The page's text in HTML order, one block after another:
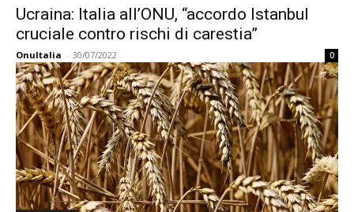
Ucraina: Italia all’ONU, “accordo Istanbul
cruciale contro rischi di carestia”
OnuItalia - 30/07/2022 0